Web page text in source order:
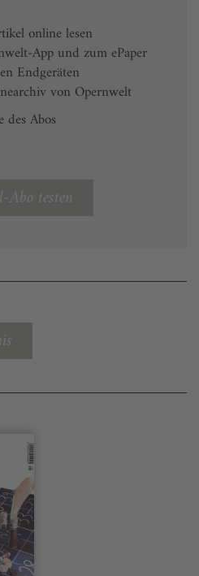
online lesen
App und zum ePaper
Endgeräten
von Opernwelt
des Abos
testen